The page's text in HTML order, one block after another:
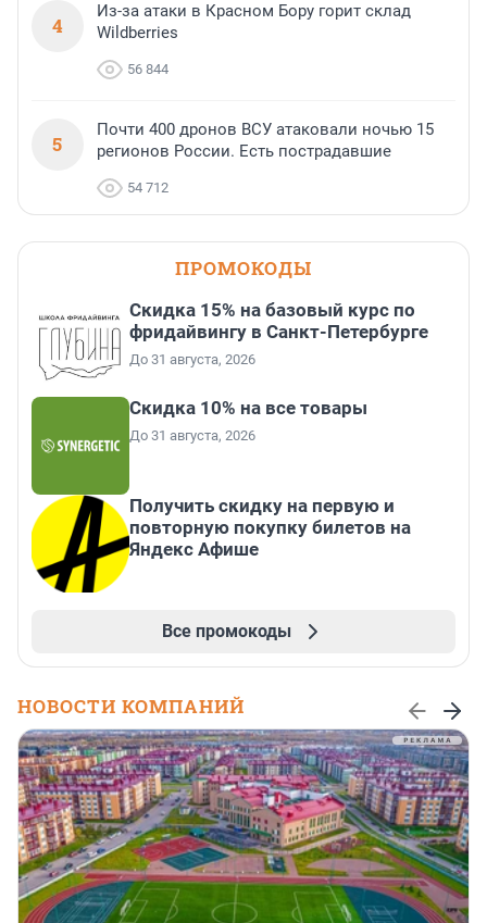
4
Из-за атаки в Красном Бору горит склад
Wildberries
56 844
5
Почти 400 дронов ВСУ атаковали ночью 15
регионов России. Есть пострадавшие
54 712
ПРОМОКОДЫ
Скидка 15% на базовый курс по
фридайвингу в Санкт-Петербурге
До 31 августа, 2026
Скидка 10% на все товары
До 31 августа, 2026
Получить скидку на первую и
повторную покупку билетов на
Яндекс Афише
Все промокоды
НОВОСТИ КОМПАНИЙ